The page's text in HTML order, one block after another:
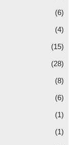
(6)
(4)
(15)
(28)
(8)
(6)
(1)
(1)